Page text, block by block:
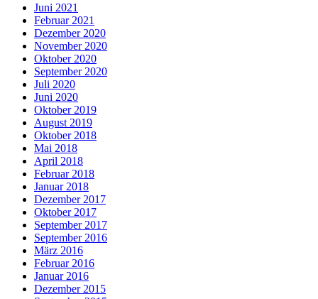
Juni 2021
Februar 2021
Dezember 2020
November 2020
Oktober 2020
September 2020
Juli 2020
Juni 2020
Oktober 2019
August 2019
Oktober 2018
Mai 2018
April 2018
Februar 2018
Januar 2018
Dezember 2017
Oktober 2017
September 2017
September 2016
März 2016
Februar 2016
Januar 2016
Dezember 2015